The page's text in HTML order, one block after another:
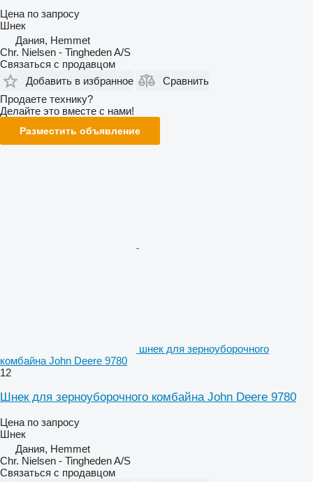
Цена по запросу
Шнек
Дания, Hemmet
Chr. Nielsen - Tingheden A/S
Связаться с продавцом
Добавить в избранное
Сравнить
Продаете технику?
Делайте это вместе с нами!
Разместить объявление
шнек для зерноуборочного
комбайна John Deere 9780
12
Шнек для зерноуборочного комбайна John Deere 9780
Цена по запросу
Шнек
Дания, Hemmet
Chr. Nielsen - Tingheden A/S
Связаться с продавцом